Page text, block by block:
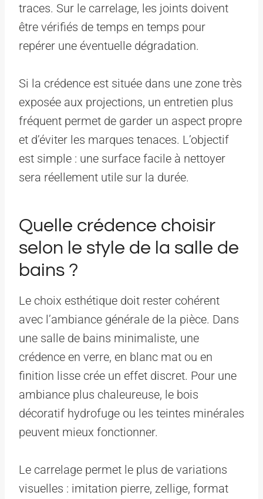
traces. Sur le carrelage, les joints doivent
être vérifiés de temps en temps pour
repérer une éventuelle dégradation.
Si la crédence est située dans une zone très
exposée aux projections, un entretien plus
fréquent permet de garder un aspect propre
et d’éviter les marques tenaces. L’objectif
est simple : une surface facile à nettoyer
sera réellement utile sur la durée.
Quelle crédence choisir
selon le style de la salle de
bains ?
Le choix esthétique doit rester cohérent
avec l’ambiance générale de la pièce. Dans
une salle de bains minimaliste, une
crédence en verre, en blanc mat ou en
finition lisse crée un effet discret. Pour une
ambiance plus chaleureuse, le bois
décoratif hydrofuge ou les teintes minérales
peuvent mieux fonctionner.
Le carrelage permet le plus de variations
visuelles : imitation pierre, zellige, format